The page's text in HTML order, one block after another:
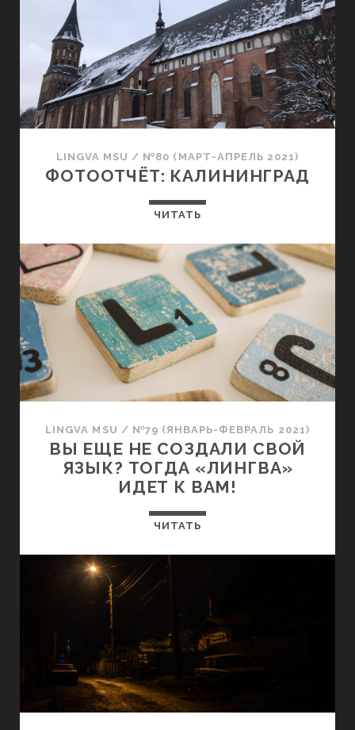
LINGVA MSU / №80 (МАРТ-АПРЕЛЬ 2021)
ФОТООТЧЁТ: КАЛИНИНГРАД
ЧИТАТЬ
LINGVA MSU / №79 (ЯНВАРЬ-ФЕВРАЛЬ 2021)
ВЫ ЕЩЕ НЕ СОЗДАЛИ СВОЙ
ЯЗЫК? ТОГДА «ЛИНГВА»
ИДЕТ К ВАМ!
ЧИТАТЬ